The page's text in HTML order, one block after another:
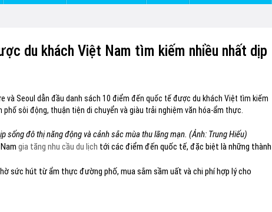
du khách Việt Nam tìm kiếm nhiều nhất dịp
và Seoul dẫn đầu danh sách 10 điểm đến quốc tế được du khách Việt tìm kiếm
sôi động, thuận tiện di chuyển và giàu trải nghiệm văn hóa-ẩm thực.
sống đô thị năng động và cảnh sắc mùa thu lãng mạn. (Ảnh: Trung Hiếu)
gia tăng nhu cầu du lịch tới các điểm đến quốc tế, đặc biệt là những thành
sức hút từ ẩm thực đường phố, mua sắm sầm uất và chi phí hợp lý cho